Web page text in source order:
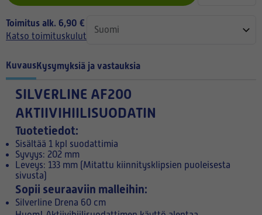
Toimitus alk. 6,90 €
Katso toimituskulut
KuvausKysymyksiä ja vastauksia
SILVERLINE AF200
AKTIIVIHIILISUODATIN
Tuotetiedot:
Sisältää 1 kpl suodattimia
Syvyys: 202 mm
Leveys: 133 mm (Mitattu kiinnitysklipsien puoleisesta
sivusta)
Sopii seuraaviin malleihin:
Silverline Drena 60 cm